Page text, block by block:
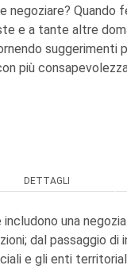
negoziare? Quando
e a tante altre
suggerimenti
più
DETTAGLI
una
dal passaggio di
e gli enti